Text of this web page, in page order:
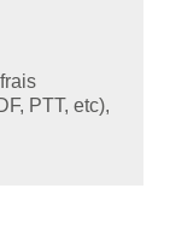
PTT, etc),